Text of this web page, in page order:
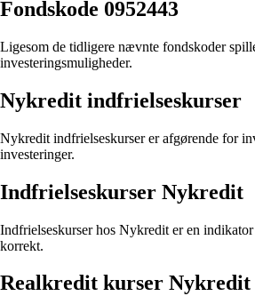
Fondskode 0952443
Ligesom de tidligere nævnte fondskoder
investeringsmuligheder.
Nykredit indfrielseskurser
Nykredit indfrielseskurser er afgørende for
investeringer.
Indfrielseskurser Nykredit
Indfrielseskurser hos Nykredit er en
korrekt.
Realkredit kurser Nykredit